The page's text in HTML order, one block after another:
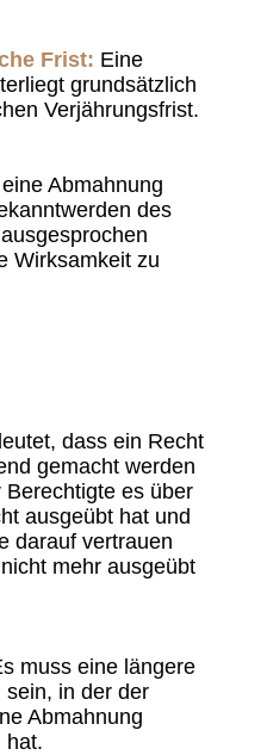
Frist: Eine
grundsätzlich
Verjährungsfrist.
Abmahnung
des
Wirksamkeit zu
dass ein Recht
gemacht werden
Berechtigte es über
ausgeübt hat und
darauf vertrauen
mehr ausgeübt
muss eine längere
in der der
Abmahnung
hat.